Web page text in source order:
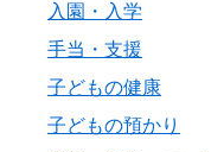
入園・入学
手当・支援
子どもの健康
子どもの預かり